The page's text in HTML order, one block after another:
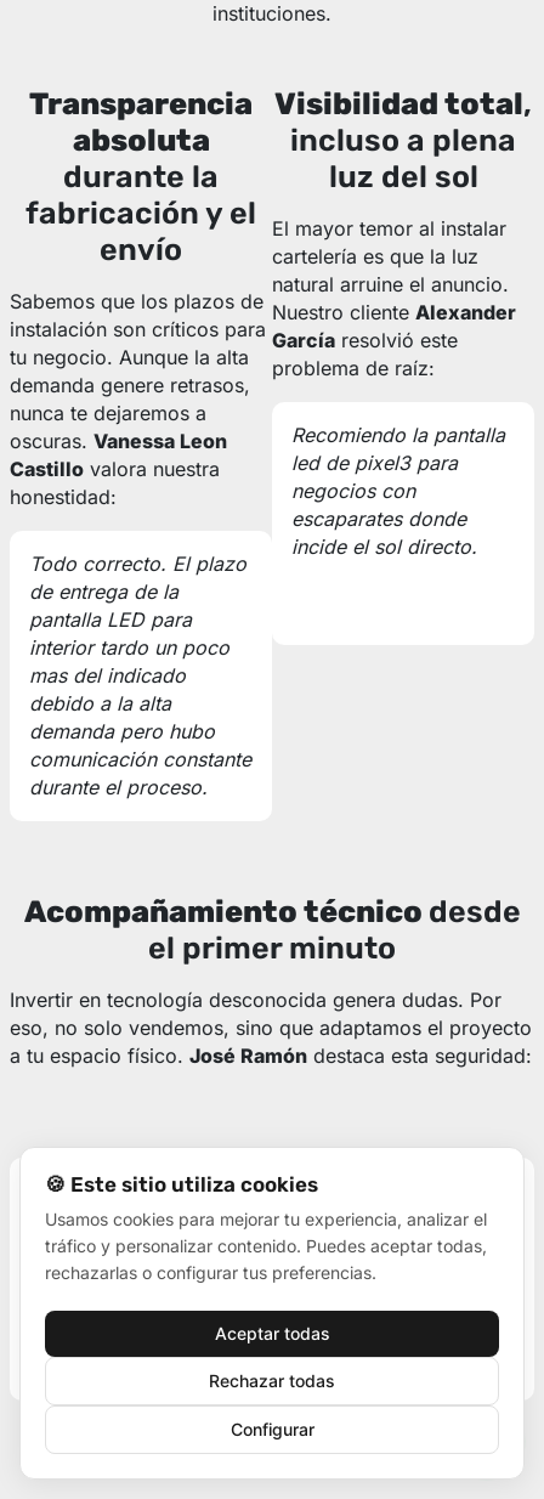
instituciones.
Transparencia
absoluta
durante la
fabricación y el
envío
Sabemos que los plazos de
instalación son críticos para
tu negocio. Aunque la alta
demanda genere retrasos,
nunca te dejaremos a
oscuras. Vanessa Leon
Castillo valora nuestra
honestidad:
Todo correcto. El plazo
de entrega de la
pantalla LED para
interior tardo un poco
mas del indicado
debido a la alta
demanda pero hubo
comunicación constante
durante el proceso.
Visibilidad total,
incluso a plena
luz del sol
El mayor temor al instalar
cartelería es que la luz
natural arruine el anuncio.
Nuestro cliente Alexander
García resolvió este
problema de raíz:
Recomiendo la pantalla
led de pixel3 para
negocios con
escaparates donde
incide el sol directo.
Acompañamiento técnico desde
el primer minuto
Invertir en tecnología desconocida genera dudas. Por
eso, no solo vendemos, sino que adaptamos el proyecto
a tu espacio físico. José Ramón destaca esta seguridad:
Desde el primer momento nos aconsejaron y se
adaptaron a lo que estábamos buscando. Nosotros
nos quedamos encantados del resultado de cómo
queda en nuestro comercio y sin duda
🍪 Este sitio utiliza cookies
Usamos cookies para mejorar tu experiencia, analizar el
tráfico y personalizar contenido. Puedes aceptar todas,
rechazarlas o configurar tus preferencias.
Aceptar todas
Rechazar todas
Configurar